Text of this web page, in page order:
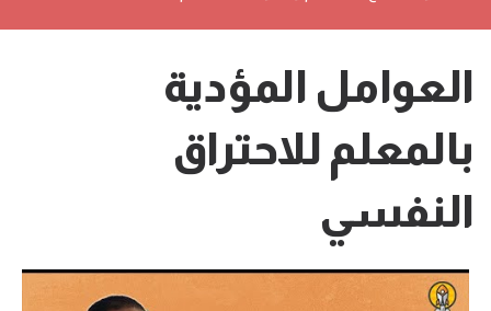
العوامل المؤدية
بالمعلم للاحتراق
النفسي